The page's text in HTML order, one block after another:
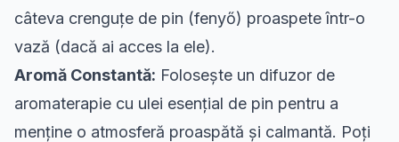
câteva crenguțe de pin (fenyő) proaspete într-o
vază (dacă ai acces la ele).
Aromă Constantă: Folosește un difuzor de
aromaterapie cu ulei esențial de pin pentru a
menține o atmosferă proaspătă și calmantă. Poți